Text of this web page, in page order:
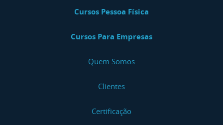
Cursos Pessoa Física
Cursos Para Empresas
Quem Somos
Clientes
Certificação